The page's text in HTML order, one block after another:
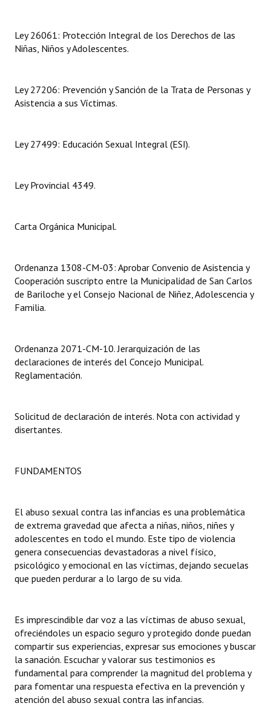
Dictámenes Asesoría Letrada
Informes de Unidad Coordinadora
Comunicaciones
Resoluciones de Presidencia
INSTITUCIONAL
Noticias Destacadas
Registros y Distinciones
Premio al Mérito - Registro
Mujeres que Dejaron Huellas - Registro
Ciudadano Ilustre - Registro
Banca del Vecino - Registro
Huéspedes de Honor - Registro
Reconocimientos - Registro
Bariloche, Municipio intercultural
Entrega de distinciones
REFORMA DE LA CARTA ORGÁNICA
Ley 26061: Protección Integral de los Derechos de las
Niñas, Niños y Adolescentes.
Ley 27206: Prevención y Sanción de la Trata de Personas y
Asistencia a sus Víctimas.
Ley 27499: Educación Sexual Integral (ESI).
Ley Provincial 4349.
Carta Orgánica Municipal.
Ordenanza 1308-CM-03: Aprobar Convenio de Asistencia y
Cooperación suscripto entre la Municipalidad de San Carlos
de Bariloche y el Consejo Nacional de Niñez, Adolescencia y
Familia.
Ordenanza 2071-CM-10. Jerarquización de las
declaraciones de interés del Concejo Municipal.
Reglamentación.
Solicitud de declaración de interés. Nota con actividad y
disertantes.
FUNDAMENTOS
El abuso sexual contra las infancias es una problemática
de extrema gravedad que afecta a niñas, niños, niñes y
adolescentes en todo el mundo. Este tipo de violencia
genera consecuencias devastadoras a nivel físico,
psicológico y emocional en las víctimas, dejando secuelas
que pueden perdurar a lo largo de su vida.
Es imprescindible dar voz a las víctimas de abuso sexual,
ofreciéndoles un espacio seguro y protegido donde puedan
compartir sus experiencias, expresar sus emociones y buscar
la sanación. Escuchar y valorar sus testimonios es
fundamental para comprender la magnitud del problema y
para fomentar una respuesta efectiva en la prevención y
atención del abuso sexual contra las infancias.